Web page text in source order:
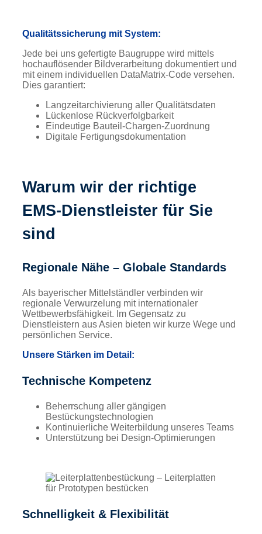
Qualitätssicherung mit System:
Jede bei uns gefertigte Baugruppe wird mittels
hochauflösender Bildverarbeitung dokumentiert und
mit einem individuellen DataMatrix-Code versehen.
Dies garantiert:
Langzeitarchivierung aller Qualitätsdaten
Lückenlose Rückverfolgbarkeit
Eindeutige Bauteil-Chargen-Zuordnung
Digitale Fertigungsdokumentation
Warum wir der richtige
EMS-Dienstleister für Sie
sind
Regionale Nähe – Globale Standards
Als bayerischer Mittelständler verbinden wir
regionale Verwurzelung mit internationaler
Wettbewerbsfähigkeit. Im Gegensatz zu
Dienstleistern aus Asien bieten wir kurze Wege und
persönlichen Service.
Unsere Stärken im Detail:
Technische Kompetenz
Beherrschung aller gängigen
Bestückungstechnologien
Kontinuierliche Weiterbildung unseres Teams
Unterstützung bei Design-Optimierungen
Schnelligkeit & Flexibilität